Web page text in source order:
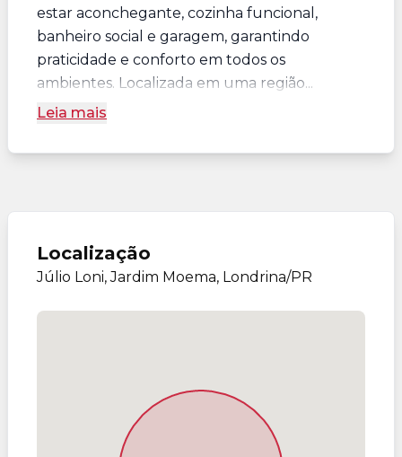
estar aconchegante, cozinha funcional,
banheiro social e garagem, garantindo
praticidade e conforto em todos os
ambientes. Localizada em uma região...
Leia mais
Localização
Júlio Loni, Jardim Moema, Londrina/PR